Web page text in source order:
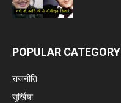
POPULAR CATEGORY
राजनीति
सुर्खिया